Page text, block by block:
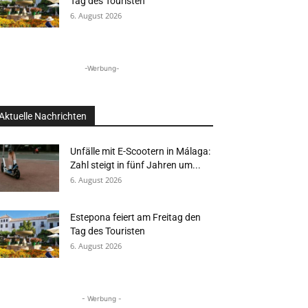
6. August 2026
-Werbung-
Nachrichten
Unfälle mit E-Scootern in Málaga:
Zahl steigt in fünf Jahren um...
6. August 2026
Estepona feiert am Freitag den
Tag des Touristen
6. August 2026
- Werbung -